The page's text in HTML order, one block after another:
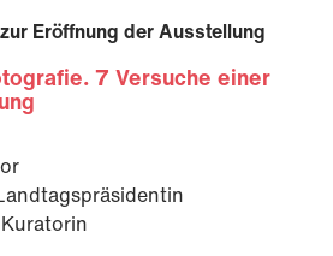
Eröffnung der Ausstellung
7 Versuche einer